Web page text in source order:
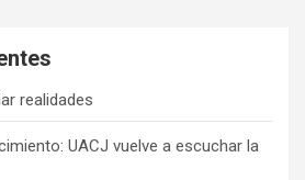
realidades
UACJ vuelve a escuchar la